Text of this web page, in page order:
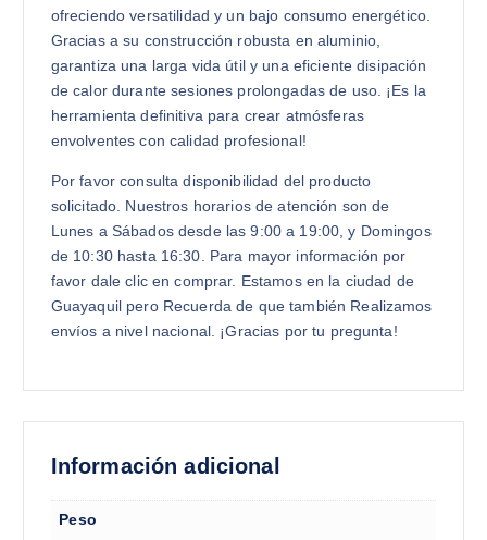
ofreciendo versatilidad y un bajo consumo energético.
Gracias a su construcción robusta en aluminio,
garantiza una larga vida útil y una eficiente disipación
de calor durante sesiones prolongadas de uso. ¡Es la
herramienta definitiva para crear atmósferas
envolventes con calidad profesional!
Por favor consulta disponibilidad del producto
solicitado. Nuestros horarios de atención son de
Lunes a Sábados desde las 9:00 a 19:00, y Domingos
de 10:30 hasta 16:30. Para mayor información por
favor dale clic en comprar. Estamos en la ciudad de
Guayaquil pero Recuerda de que también Realizamos
envíos a nivel nacional. ¡Gracias por tu pregunta!
Información adicional
Peso